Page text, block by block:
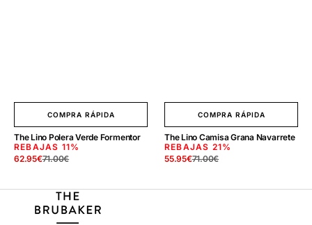
COMPRA RÁPIDA
The Lino Polera Verde Formentor
REBAJAS 11%
Precio
venta
62.95€
Precio
71.00€
COMPRA RÁPIDA
The Lino Camisa Grana Navarrete
REBAJAS 21%
Precio
venta
55.95€
Precio
71.00€